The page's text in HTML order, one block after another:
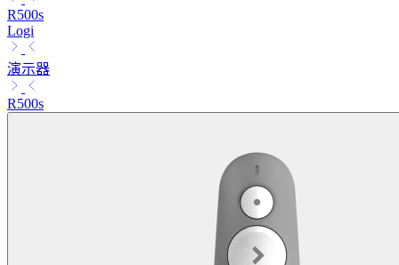
R500s
Logi
演示器
R500s